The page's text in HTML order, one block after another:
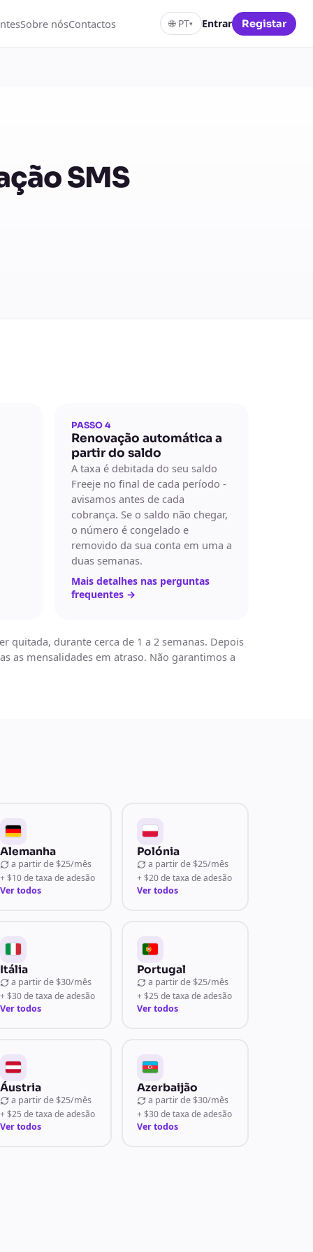
Sobre nósContactos 🌐 PT▾ Entrar Registar
SMS
PASSO 4
Renovação automática a
partir do saldo
A taxa é debitada do seu saldo
Freeje no final de cada período -
avisamos antes de cada
cobrança. Se o saldo não chegar,
o número é congelado e
removido da sua conta em uma a
duas semanas.
Mais detalhes nas perguntas
frequentes →
quitada, durante cerca de 1 a 2 semanas. Depois
as mensalidades em atraso. Não garantimos a
Alemanha
a partir de $25/mês
+ $10 de taxa de adesão
Ver todos
Polónia
a partir de $25/mês
+ $20 de taxa de adesão
Ver todos
Itália
a partir de $30/mês
+ $30 de taxa de adesão
Ver todos
Portugal
a partir de $25/mês
+ $25 de taxa de adesão
Ver todos
Áustria
a partir de $25/mês
+ $25 de taxa de adesão
Ver todos
Azerbaijão
a partir de $30/mês
+ $30 de taxa de adesão
Ver todos